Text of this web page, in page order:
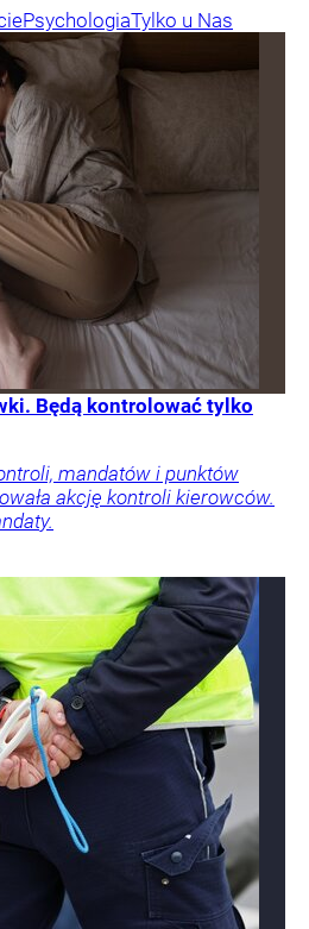
PsychologiaTylko u Nas
Będą kontrolować tylko
mandatów i punktów
akcję kontroli kierowców.